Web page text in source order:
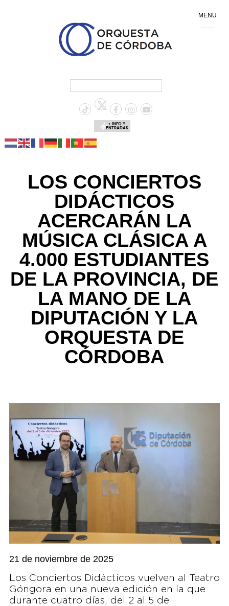
+ INFO Y
ENTRADAS
LOS CONCIERTOS
DIDÁCTICOS
ACERCARÁN LA
MÚSICA CLÁSICA A
4.000 ESTUDIANTES
DE LA PROVINCIA, DE
LA MANO DE LA
DIPUTACIÓN Y LA
ORQUESTA DE
CÓRDOBA
21 de noviembre de 2025
Los Conciertos Didácticos vuelven al Teatro
Góngora en una nueva edición en la que
durante cuatro días, del 2 al 5 de
MENU